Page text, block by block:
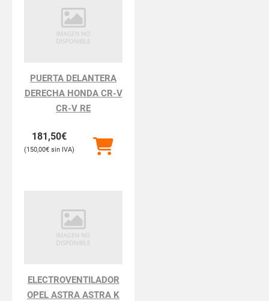
PUERTA DELANTERA
DERECHA HONDA CR-V
CR-V RE
181,50€
150,00€
ELECTROVENTILADOR
OPEL ASTRA ASTRA K